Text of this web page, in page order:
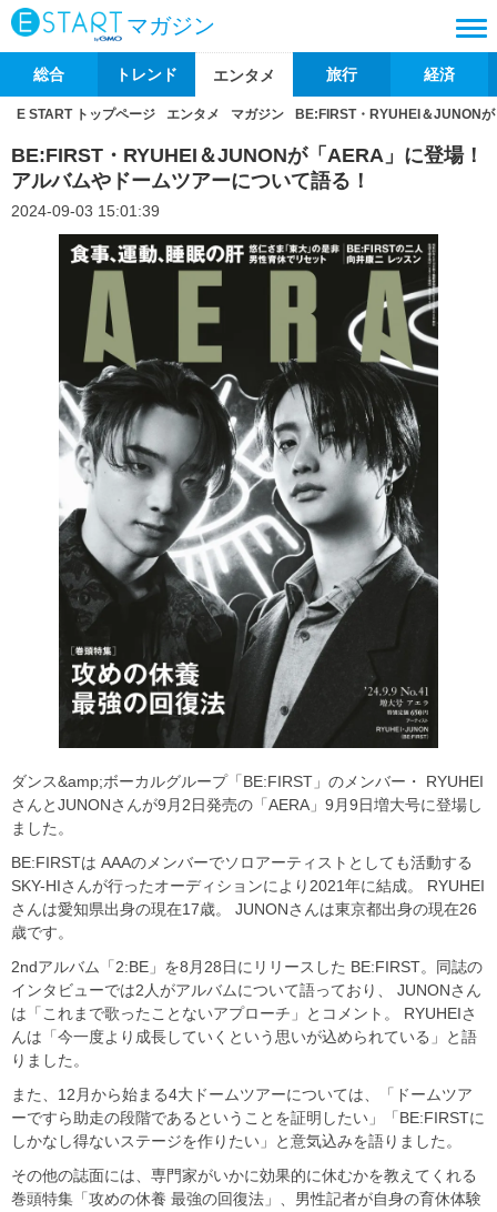
マガジン
総合 トレンド エンタメ 旅行 経済
E START トップページ エンタメ マガジン BE:FIRST・RYUHEI＆JUNON
BE:FIRST・RYUHEI＆JUNONが「AERA」に登場！
アルバムやドームツアーについて語る！
2024-09-03 15:01:39
ダンス&amp;ボーカルグループ「BE:FIRST」のメンバー・ RYUHEI
さんとJUNONさんが9月2日発売の「AERA」9月9日増大号に登場し
ました。
BE:FIRSTは AAAのメンバーでソロアーティストとしても活動する
SKY-HIさんが行ったオーディションにより2021年に結成。 RYUHEI
さんは愛知県出身の現在17歳。 JUNONさんは東京都出身の現在26
歳です。
2ndアルバム「2:BE」を8月28日にリリースした BE:FIRST。同誌の
インタビューでは2人がアルバムについて語っており、 JUNONさん
は「これまで歌ったことないアプローチ」とコメント。 RYUHEIさ
んは「今一度より成長していくという思いが込められている」と語
りました。
また、12月から始まる4大ドームツアーについては、「ドームツア
ーですら助走の段階であるということを証明したい」「BE:FIRSTに
しかなし得ないステージを作りたい」と意気込みを語りました。
その他の誌面には、専門家がいかに効果的に休むかを教えてくれる
巻頭特集「攻めの休養 最強の回復法」、男性記者が自身の育休体験